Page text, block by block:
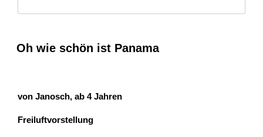
Oh wie schön ist Panama
von Janosch, ab 4 Jahren
Freiluftvorstellung